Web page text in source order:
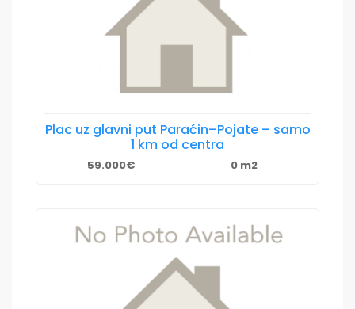
Plac uz glavni put Paraćin–Pojate – samo
1 km od centra
59.000€ 0 m2